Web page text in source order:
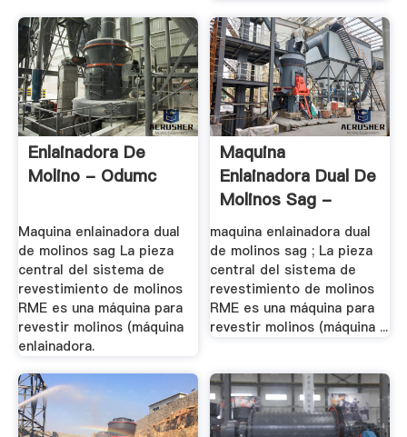
Enlainadora De
Molino - Odumc
Maquina enlainadora dual
de molinos sag La pieza
central del sistema de
revestimiento de molinos
RME es una máquina para
revestir molinos (máquina
enlainadora.
Maquina
Enlainadora Dual De
Molinos Sag -
Water .
maquina enlainadora dual
de molinos sag ; La pieza
central del sistema de
revestimiento de molinos
RME es una máquina para
revestir molinos (máquina ...